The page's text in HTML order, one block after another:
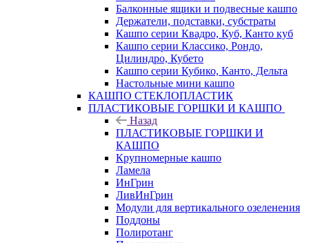
Балконные ящики и подвесные кашпо
Держатели, подставки, субстраты
Кашпо серии Квадро, Куб, Канто куб
Кашпо серии Классико, Рондо,
Цилиндро, Кубето
Кашпо серии Кубико, Канто, Дельта
Настольные мини кашпо
КАШПО СТЕКЛОПЛАСТИК
ПЛАСТИКОВЫЕ ГОРШКИ И КАШПО
Назад
ПЛАСТИКОВЫЕ ГОРШКИ И
КАШПО
Крупномерные кашпо
Ламела
ИнГрин
ЛивИнГрин
Модули для вертикального озеленения
Поддоны
Полиротанг